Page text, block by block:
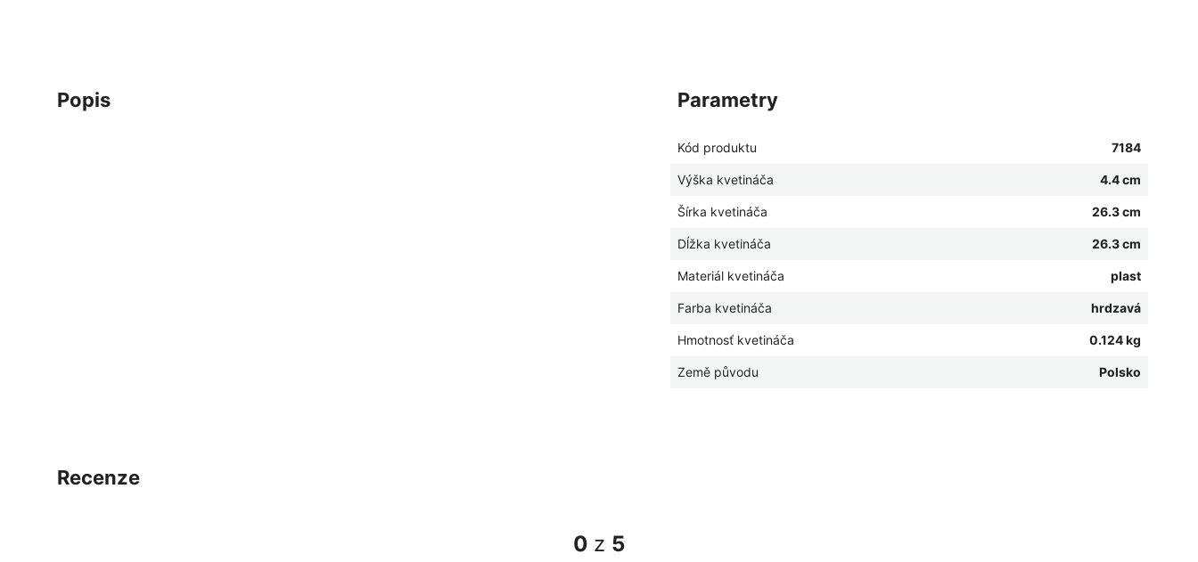
popis parametry
Kód produktu 7184
Výška kvetináča 4.4 cm
Šírka kvetináča 26.3 cm
Dĺžka kvetináča 26.3 cm
Materiál kvetináča plast
Farba kvetináča hrdzavá
Hmotnosť kvetináča 0.124 kg
Země původu Polsko
recenze
0 z 5